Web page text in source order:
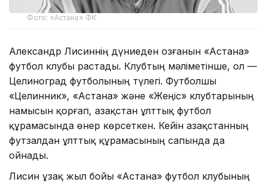
Фото: «Астана» ФК
Александр Лисиннің дүниеден озғанын «Астана»
футбол клубы растады. Клубтың мәліметінше, ол —
Целиноград футболының түлегі. Футболшы
«Целинник», «Астана» және «Жеңіс» клубтарының
намысын қорғап, Қазақстан ұлттық футбол
құрамасында өнер көрсеткен. Кейін Қазақстанның
футзалдан ұлттық құрамасының сапында да
ойнады.
Лисин ұзақ жыл бойы «Астана» футбол клубының